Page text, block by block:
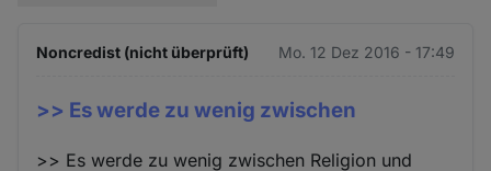
Noncredist (nicht überprüft) Mo. 12 Dez 2016 - 17:49
>> Es werde zu wenig zwischen
>> Es werde zu wenig zwischen Religion und